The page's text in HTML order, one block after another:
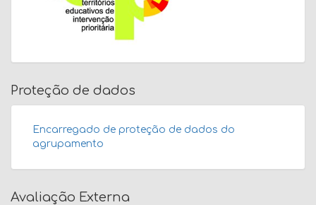
Proteção de dados
Encarregado de proteção de dados do
agrupamento
Avaliação Externa